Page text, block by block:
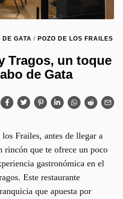
GATA / POZO DE LOS FRAILES
Tragos, un toque
de Gata
Frailes, antes de llegar a
rincón que te ofrece un poco
gastronómica en el
. Este restaurante
que apuesta por